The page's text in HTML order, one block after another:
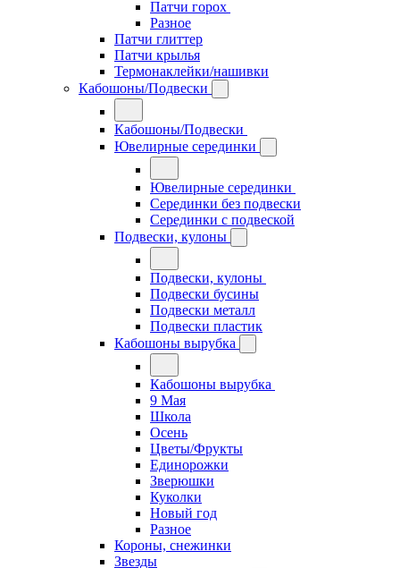
Патчи горох
Разное
Патчи глиттер
Патчи крылья
Термонаклейки/нашивки
Кабошоны/Подвески
Кабошоны/Подвески
Ювелирные серединки
Ювелирные серединки
Серединки без подвески
Серединки с подвеской
Подвески, кулоны
Подвески, кулоны
Подвески бусины
Подвески металл
Подвески пластик
Кабошоны вырубка
Кабошоны вырубка
9 Мая
Школа
Осень
Цветы/Фрукты
Единорожки
Зверюшки
Куколки
Новый год
Разное
Короны, снежинки
Звезды